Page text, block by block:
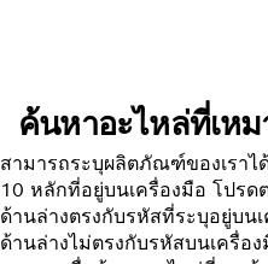
ค้นหาอะไหล่ที่เห
สามารถระบุผลิตภัณฑ์ของเราไ
10 หลักที่อยู่บนเครื่องมือ โปร
ด้านล่างตรงกับรหัสที่ระบุอยู่บ
ด้านล่างไม่ตรงกับรหัสบนเครื่อ